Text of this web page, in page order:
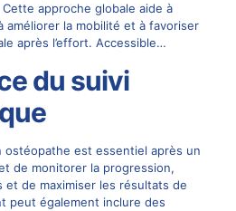
approche globale aide à
améliorer la mobilité et à favoriser
après l’effort. Accessible…
du suivi
ostéopathe est essentiel après un
de monitorer la progression,
et de maximiser les résultats de
peut également inclure des